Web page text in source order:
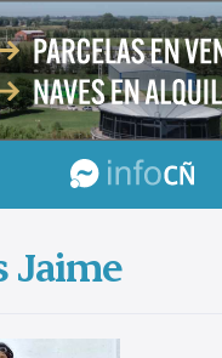
InfoCañuelas
Jaime